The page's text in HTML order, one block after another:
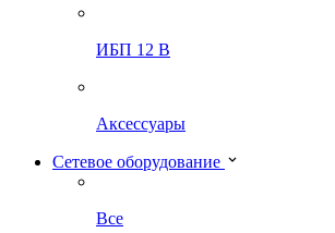
ИБП 12 В
Аксессуары
Сетевое оборудование
Все